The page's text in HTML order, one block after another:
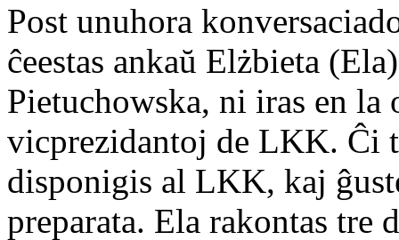
Post unuhora
ĉeestas ankaŭ Elżbieta
Pietuchowska, ni iras en
vicprezidantoj de LKK. Ĉi
disponigis al LKK, kaj
preparata. Ela rakontas tre